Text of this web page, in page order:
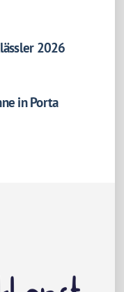
2026
in Porta